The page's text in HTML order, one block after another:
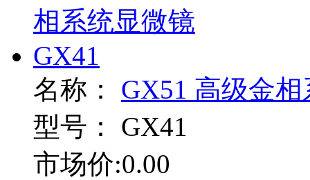
名称： GX51 高级金
型号： GX41
市场价:0.00